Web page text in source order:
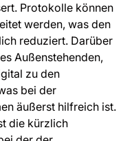
Protokolle können
werden, was den
reduziert. Darüber
Außenstehenden,
zu den
bei der
äußerst hilfreich ist.
die kürzlich